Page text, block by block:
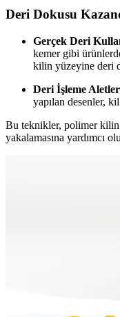
Deri Dokusu
Gerçek Deri
kemer gibi
kilin yüzeyine deri
Deri İşleme
yapılan desenler,
Bu teknikler, polimer
yakalamasına yardımcı